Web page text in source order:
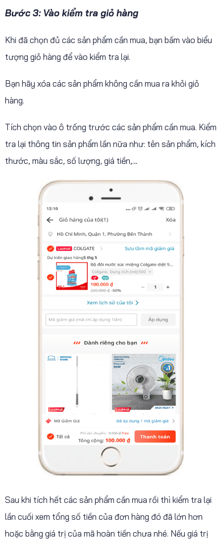
Bước 3: Vào kiểm tra giỏ hàng
Khi đã chọn đủ các sản phẩm cần mua, bạn bấm vào biểu
tượng giỏ hàng để vào kiểm tra lại.
Bạn hãy xóa các sản phẩm không cần mua ra khỏi giỏ
hàng.
Tích chọn vào ô trống trước các sản phẩm cần mua. Kiểm
tra lại thông tin sản phẩm lần nữa như: tên sản phẩm, kích
thước, màu sắc, số lượng, giá tiền,…
Sau khi tích hết các sản phẩm cần mua rồi thì kiểm tra lại
lần cuối xem tổng số tiền của đơn hàng đó đã lớn hơn
hoặc bằng giá trị của mã hoàn tiền chưa nhé. Nếu giá trị